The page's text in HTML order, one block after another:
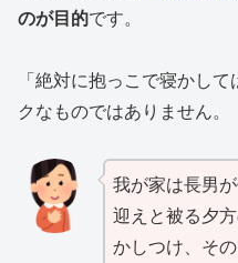
のが目的です。
「絶対に抱っこで寝かし
クなものではありません。
我が家は長男
迎えと被る夕
かしつけ、そ